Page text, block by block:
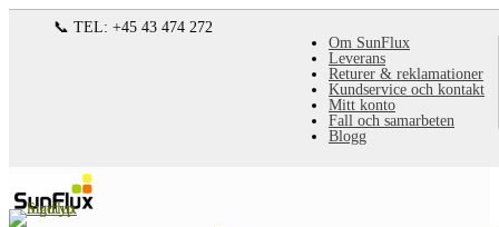
Om SunFlux
Leverans
Returer & reklamationer
Kundservice och kontakt
Mitt konto
Fall och samarbeten
Blogg
📞 TEL: +45 43 474 272